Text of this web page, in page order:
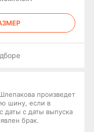
произведет
шину, если в
даты с даты выпуска
брак.